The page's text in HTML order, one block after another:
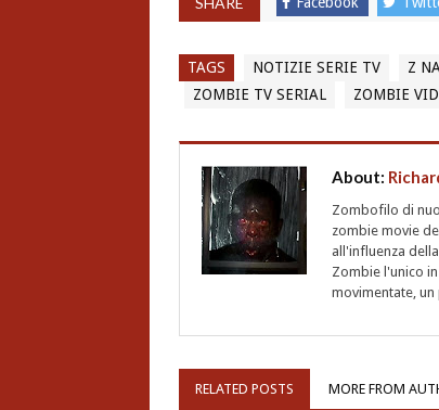
TAGS NOTIZIE SERIE TV Z
ZOMBIE TV SERIAL
ZOMBIE
About:
Zombofilo di
zombie movie
all'influenza
Zombie l'unico
movimentate,
RELATED POSTS MORE FROM